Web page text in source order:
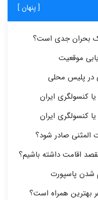
[ پنهان ]
بحران جدی است؟
موقعیت
در پلیس محلی
کنسولگری ایران
کنسولگری ایران
المثنی صادر شود؟
اقامت داشته باشیم؟
شدن پاسپورت
بهترین همراه است؟